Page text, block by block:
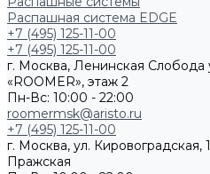
Распашная система EDGE
+7 (495) 125-11-00
+7 (495) 125-11-00
г. Москва, Ленинская
«ROOMER», этаж 2
Пн-Вс: 10:00 - 22:00
roomermsk@aristo.ru
+7 (495) 125-11-00
г. Москва, ул.
Пражская